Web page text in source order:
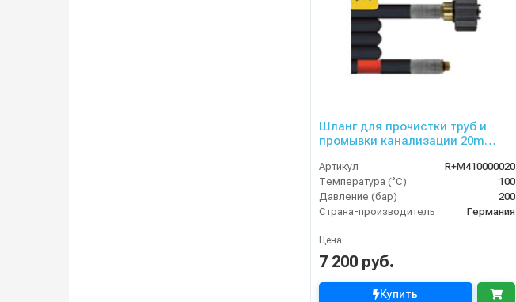
Шланг для прочистки труб и
промывки канализации 20m
Артикул
R+M410000020
Температура (°C)
100
Давление (бар)
200
Страна-производитель
Германия
Цена
7 200 руб.
Купить